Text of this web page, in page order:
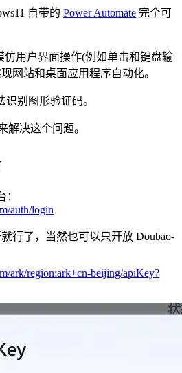
自带的 Power Automate 完全可
仿用户界面操作(例如单击和键盘输
网站和桌面应用程序自动化。
别图形验证码。
解决这个问题。
auth/login
行了，当然也可以只开放 Doubao-
ark/region:ark+cn-beijing/apiKey?